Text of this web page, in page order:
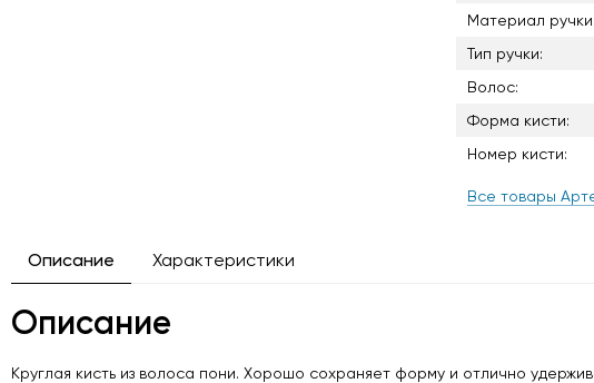
Материал ручки:
Тип ручки:
Волос:
Форма кисти:
Номер кисти:
Все товары
Описание Характеристики
Описание
Круглая кисть из волоса пони. Хорошо сохраняет форму и отлично